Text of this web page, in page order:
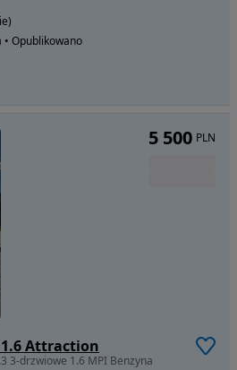
Opublikowano
Attraction
3-drzwiowe 1.6 MPI Benzyna
5 500 PLN